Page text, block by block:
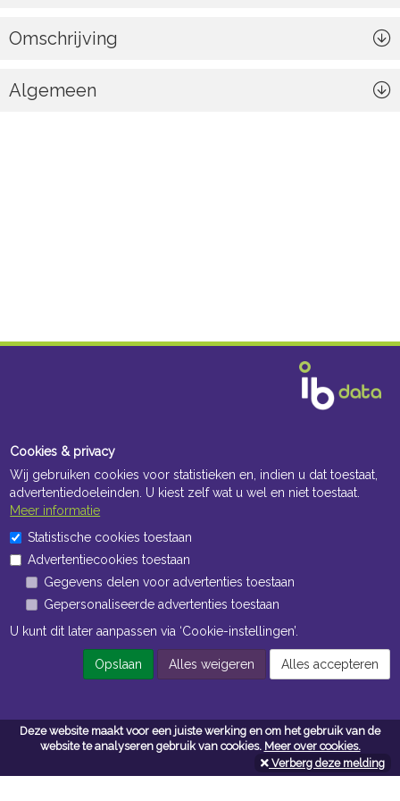
Deze website maakt voor een juiste werking en om het gebruik van de
website te analyseren gebruik van cookies. Meer over cookies.
Verberg deze melding
Omschrijving
Algemeen
Openingstijden Kantoor
ma t/m vr 8:30 uur tot 17:00 uur
Openingstijden Magazijn
ma t/m vr 7:00 uur tot 16:30 uur
Algemene voorwaarden
Cookies & privacy
Wij gebruiken cookies voor statistieken en, indien u dat toestaat,
advertentiedoeleinden. U kiest zelf wat u wel en niet toestaat.
Meer informatie
Statistische cookies toestaan
Advertentiecookies toestaan
Gegevens delen voor advertenties toestaan
Gepersonaliseerde advertenties toestaan
U kunt dit later aanpassen via ‘Cookie-instellingen’.
Opslaan Alles weigeren Alles accepteren